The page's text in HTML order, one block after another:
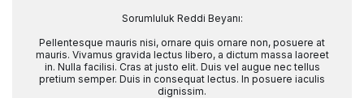
Sorumluluk Reddi Beyanı:
Pellentesque mauris nisi, ornare quis ornare non, posuere at
mauris. Vivamus gravida lectus libero, a dictum massa laoreet
in. Nulla facilisi. Cras at justo elit. Duis vel augue nec tellus
pretium semper. Duis in consequat lectus. In posuere iaculis
dignissim.